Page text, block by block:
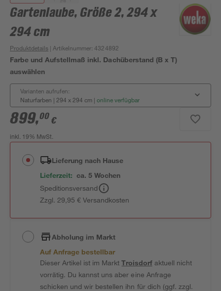
Gartenlaube, Größe 2, 294 x
294 cm
Produktdetails | Artikelnummer:4324892
Farbe und Aufstellmaß inkl. Dachüberstand (B x T)
auswählen
Varianten aufrufen:
Naturfarben | 294 x 294 cm | online verfügbar
899,00 €
inkl. 19% MwSt.
Lieferung nach Hause
Lieferzeit: ca. 5 Wochen
Speditionsversand
Zzgl. 29,95 € Versandkosten
Abholung im Markt
Auf Anfrage bestellbar
Dieser Artikel ist im MarktTroisdorfaktuell nicht
vorrätig. Du kannst uns aber eine Anfrage
schicken und wir bestellen ihn für dich (ggf. zzgl.